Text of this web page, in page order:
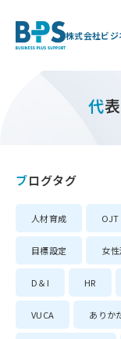
株式会社ビ
ブログタグ
人材育成 OJT
目標設定 女
D＆I HR
VUCA ありか